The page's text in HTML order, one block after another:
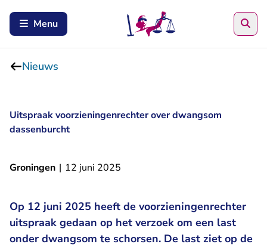
Menu
Nieuws
Uitspraak voorzieningenrechter over dwangsom
dassenburcht
Groningen | 12 juni 2025
Op 12 juni 2025 heeft de voorzieningenrechter
uitspraak gedaan op het verzoek om een last
onder dwangsom te schorsen. De last ziet op de